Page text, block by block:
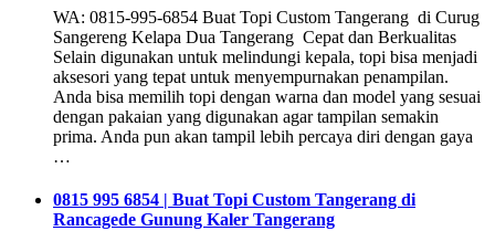
WA: 0815-995-6854 Buat Topi Custom Tangerang di Curug
Sangereng Kelapa Dua Tangerang Cepat dan Berkualitas
Selain digunakan untuk melindungi kepala, topi bisa menjadi
aksesori yang tepat untuk menyempurnakan penampilan.
Anda bisa memilih topi dengan warna dan model yang sesuai
dengan pakaian yang digunakan agar tampilan semakin
prima. Anda pun akan tampil lebih percaya diri dengan gaya
…
0815 995 6854 | Buat Topi Custom Tangerang di
Rancagede Gunung Kaler Tangerang